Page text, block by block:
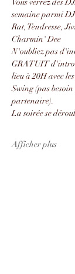
Vous verrez des
semaine parmi
Rat, Tendresse,
Charmin' Dee
N'oubliez pas
GRATUIT
lieu à 20H avec
Swing (pas
partenaire).
La soirée se
Afficher plus